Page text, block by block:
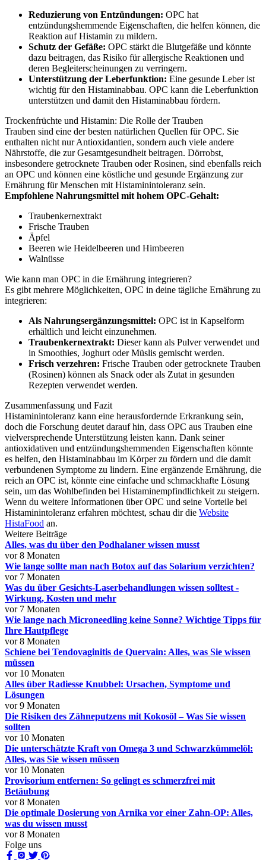
Reduzierung von Entzündungen: OPC hat
entzündungshemmende Eigenschaften, die helfen können, die
Reaktion auf Histamin zu mildern.
Schutz der Gefäße: OPC stärkt die Blutgefäße und könnte
dazu beitragen, das Risiko für allergische Reaktionen und
deren Begleiterscheinungen zu verringern.
Unterstützung der Leberfunktion: Eine gesunde Leber ist
wichtig für den Histaminabbau. OPC kann die Leberfunktion
unterstützen und damit den Histaminabbau fördern.
Trockenfrüchte und Histamin: Die Rolle der Trauben
Trauben sind eine der besten natürlichen Quellen für OPC. Sie
enthalten nicht nur Antioxidantien, sondern auch viele andere
Nährstoffe, die zur Gesamtgesundheit beitragen. Dörrobst,
insbesondere getrocknete Trauben oder Rosinen, sind ebenfalls reich
an OPC und können eine köstliche und gesunde Ergänzung zur
Ernährung für Menschen mit Histaminintoleranz sein.
Empfohlene Nahrungsmittel mit hohem OPC-Gehalt:
Traubenkernextrakt
Frische Trauben
Äpfel
Beeren wie Heidelbeeren und Himbeeren
Walnüsse
Wie kann man OPC in die Ernährung integrieren?
Es gibt mehrere Möglichkeiten, OPC in deine tägliche Ernährung zu
integrieren:
Als Nahrungsergänzungsmittel: OPC ist in Kapselform
erhältlich und leicht einzunehmen.
Traubenkernextrakt: Dieser kann als Pulver verwendet und
in Smoothies, Joghurt oder Müslis gemischt werden.
Frisch verzehren: Frische Trauben oder getrocknete Trauben
(Rosinen) können als Snack oder als Zutat in gesunden
Rezepten verwendet werden.
Zusammenfassung und Fazit
Histaminintoleranz kann eine herausfordernde Erkrankung sein,
doch die Forschung deutet darauf hin, dass OPC aus Trauben eine
vielversprechende Unterstützung leisten kann. Dank seiner
antioxidativen und entzündungshemmenden Eigenschaften könnte
es helfen, den Histaminabbau im Körper zu fördern und die damit
verbundenen Symptome zu lindern. Eine ergänzende Ernährung, die
reich an OPC ist, könnte eine einfache und schmackhafte Lösung
sein, um das Wohlbefinden bei Histaminempfindlichkeit zu steigern.
Wenn du weitere Informationen über OPC und seine Vorteile bei
Histaminintoleranz erfahren möchtest, schau dir die Website
HistaFood an.
Weitere Beiträge
Alles, was du über den Podhalaner wissen musst
vor 8 Monaten
Wie lange sollte man nach Botox auf das Solarium verzichten?
vor 7 Monaten
Was du über Gesichts-Laserbehandlungen wissen solltest -
Wirkung, Kosten und mehr
vor 7 Monaten
Wie lange nach Microneedling keine Sonne? Wichtige Tipps für
Ihre Hautpflege
vor 8 Monaten
Schiene bei Tendovaginitis de Quervain: Alles, was Sie wissen
müssen
vor 10 Monaten
Alles über Radiesse Knubbel: Ursachen, Symptome und
Lösungen
vor 9 Monaten
Die Risiken des Zähneputzens mit Kokosöl – Was Sie wissen
sollten
vor 10 Monaten
Die unterschätzte Kraft von Omega 3 und Schwarzkümmelöl:
Alles, was Sie wissen müssen
vor 10 Monaten
Provisorium entfernen: So gelingt es schmerzfrei mit
Betäubung
vor 8 Monaten
Die optimale Dosierung von Arnika vor einer Zahn-OP: Alles,
was du wissen musst
vor 8 Monaten
Folge uns